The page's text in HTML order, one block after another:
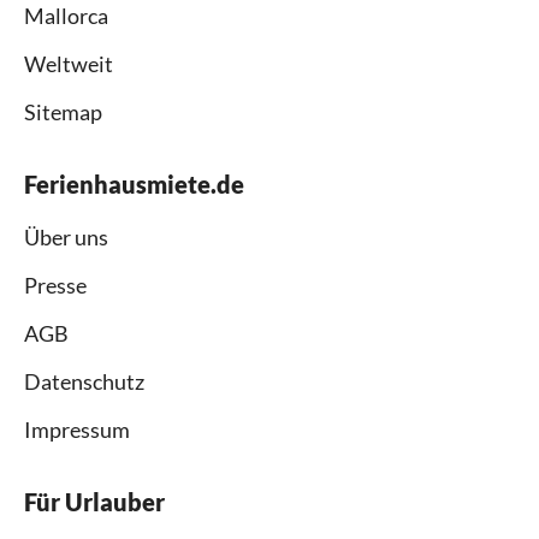
Mallorca
Weltweit
Sitemap
Ferienhausmiete.de
Über uns
Presse
AGB
Datenschutz
Impressum
Für Urlauber